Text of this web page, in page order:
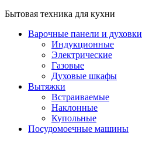
Бытовая техника для кухни
Варочные панели и духовки
Индукционные
Электрические
Газовые
Духовые шкафы
Вытяжки
Встраиваемые
Наклонные
Купольные
Посудомоечные машины